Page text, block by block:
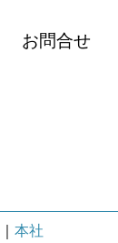
お問合せ
本社